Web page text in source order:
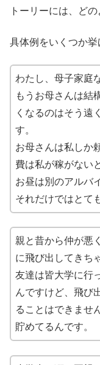
トーリーには、ど
具体例をいくつか挙
わたし、母子家庭
もうお母さんは結
くなるのはそう遠
す。
お母さんは私しか
費は私が稼がない
お昼は別のアルバ
それだけではとて
親と昔から仲が悪
に飛び出してきち
友達は皆大学に行
んですけど、飛び
ることはできませ
貯めてるんです。